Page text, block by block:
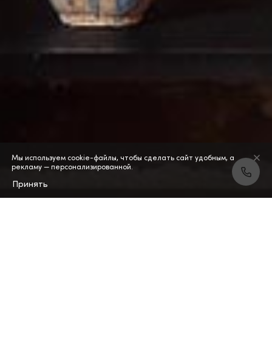
Мы используем cookie-файлы, чтобы сделать сайт удобным, а
рекламу — персонализированной.
Принять